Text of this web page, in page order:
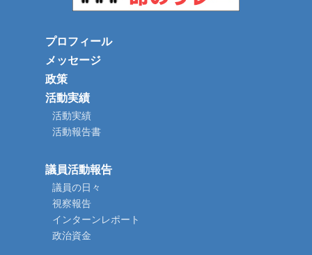
プロフィール
メッセージ
政策
活動実績
活動実績
活動報告書
議員活動報告
議員の日々
視察報告
インターンレポート
政治資金